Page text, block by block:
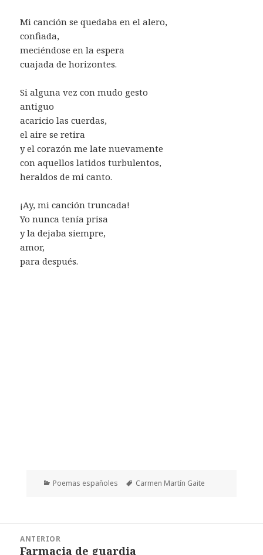
Mi canción se quedaba en el alero,
confiada,
meciéndose en la espera
cuajada de horizontes.
Si alguna vez con mudo gesto
antiguo
acaricio las cuerdas,
el aire se retira
y el corazón me late nuevamente
con aquellos latidos turbulentos,
heraldos de mi canto.
¡Ay, mi canción truncada!
Yo nunca tenía prisa
y la dejaba siempre,
amor,
para después.
Categorías
Poemas españoles Etiquetas
Carmen Martín Gaite
ANTERIOR
Entrada
Farmacia de guardia